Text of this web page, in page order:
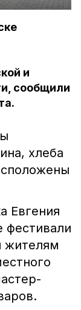
и
сообщили
хлеба
Евгения
фестивали
жителям